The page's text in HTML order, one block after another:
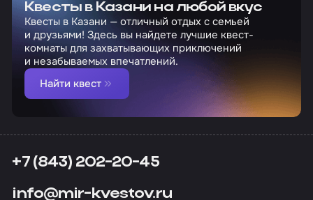
Квесты в Казани на любой вкус
Квесты в Казани — отличный отдых с семьей
и друзьями! Здесь вы найдете лучшие квест-
комнаты для захватывающих приключений
и незабываемых впечатлений.
Найти квест
+7 (843) 202-20-45
info@mir-kvestov.ru